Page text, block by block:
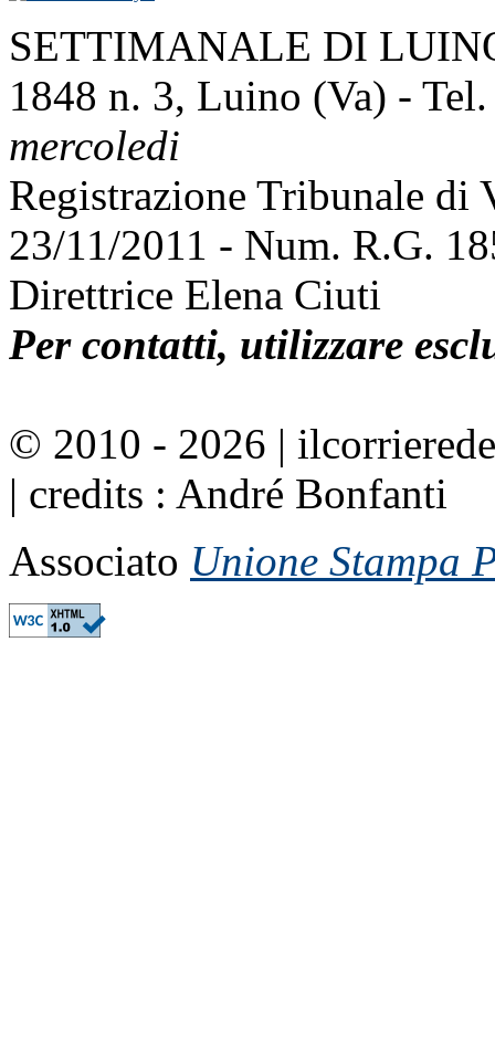
SETTIMANALE DI
1848 n. 3, Luino (Va) -
mercoledi
Registrazione Tribunale di
23/11/2011 - Num. R.G.
Direttrice Elena Ciuti
Per contatti, utilizzare
© 2010 - 2026 |
| credits : André Bonfanti
Associato Unione Stampa